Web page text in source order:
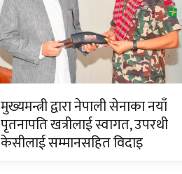
मुख्यमन्त्री द्वारा नेपाली सेनाका नयाँ
पृतनापति खत्रीलाई स्वागत, उपरथी
केसीलाई सम्मानसहित विदाइ